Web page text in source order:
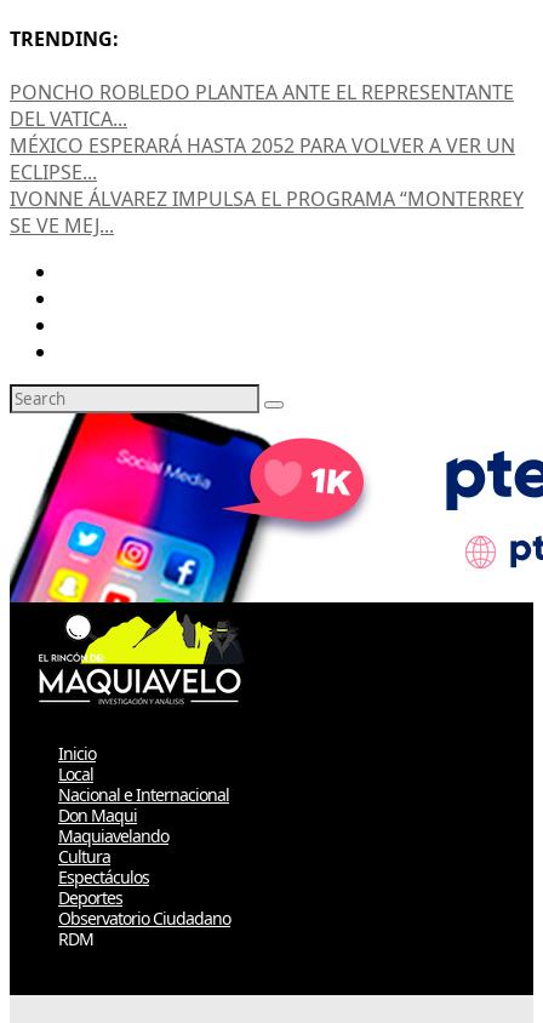
TRENDING:
PONCHO ROBLEDO PLANTEA ANTE EL REPRESENTANTE
DEL VATICA...
MÉXICO ESPERARÁ HASTA 2052 PARA VOLVER A VER UN
ECLIPSE...
IVONNE ÁLVAREZ IMPULSA EL PROGRAMA “MONTERREY
SE VE MEJ...
Inicio
Local
Nacional e Internacional
Don Maqui
Maquiavelando
Cultura
Espectáculos
Deportes
Observatorio Ciudadano
RDM